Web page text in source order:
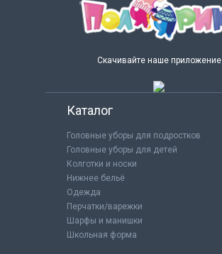
Скачивайте наше приложение
Каталог
Головные уборы для подростков
Головные уборы для детей
Колготки и носки
Нижнее бельё
Одежда
Перчатки/варежки
Шарфы и манишки
Школьная форма